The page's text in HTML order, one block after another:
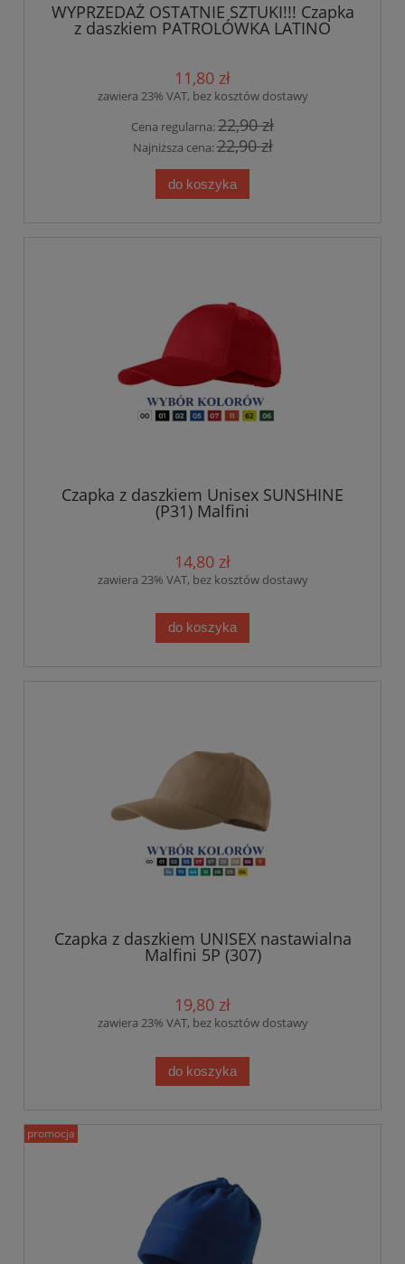
WYPRZEDAŻ OSTATNIE SZTUKI!!! Czapka
z daszkiem PATROLÓWKA LATINO
11,80 zł
zawiera 23% VAT, bez kosztów dostawy
Cena regularna:22,90 zł
Najniższa cena:22,90 zł
do koszyka
Czapka z daszkiem Unisex SUNSHINE
(P31) Malfini
14,80 zł
zawiera 23% VAT, bez kosztów dostawy
do koszyka
Czapka z daszkiem UNISEX nastawialna
Malfini 5P (307)
19,80 zł
zawiera 23% VAT, bez kosztów dostawy
do koszyka
promocja